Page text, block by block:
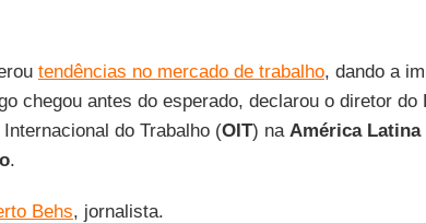
tendências no mercado de trabalho, dando a
chegou antes do esperado, declarou o diretor do
do Trabalho (OIT) na América Latina
.
Behs, jornalista.